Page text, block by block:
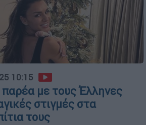
10:15
παρέα με τους Έλληνες
στιγμές στα
τους